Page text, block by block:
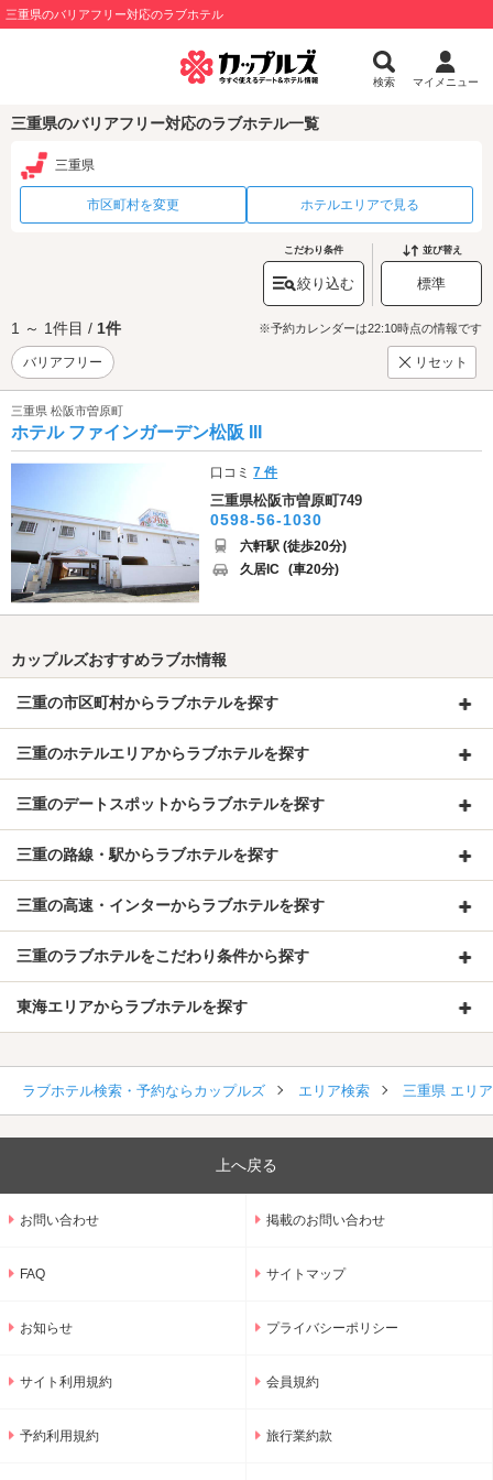
三重県のバリアフリー対応のラブホテル
検索 マイメニュー
三重県のバリアフリー対応のラブホテル一覧
三重県
市区町村を変更 ホテルエリアで見る
こだわり条件
絞り込む
並び替え
標準
1 ～ 1件目 / 1件 ※予約カレンダーは22:10時点の情報です
バリアフリー リセット
三重県 松阪市曽原町
ホテル ファインガーデン松阪 III
口コミ7 件
三重県松阪市曽原町749
0598-56-1030
六軒駅 (徒歩20分)
久居IC (車20分)
カップルズおすすめラブホ情報
三重の市区町村からラブホテルを探す
三重のホテルエリアからラブホテルを探す
三重のデートスポットからラブホテルを探す
三重の路線・駅からラブホテルを探す
三重の高速・インターからラブホテルを探す
三重のラブホテルをこだわり条件から探す
東海エリアからラブホテルを探す
ラブホテル検索・予約ならカップルズ エリア検索 三重県 エリ
上へ戻る
お問い合わせ 掲載のお問い合わせ
FAQ サイトマップ
お知らせ プライバシーポリシー
サイト利用規約 会員規約
予約利用規約 旅行業約款